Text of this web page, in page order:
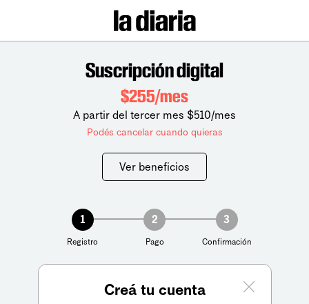
Suscripción digital
$255/mes
A partir del tercer mes $510/mes
Podés cancelar cuando quieras
Ver beneficios
1
Registro
2
Pago
3
Confirmación
Creá tu cuenta